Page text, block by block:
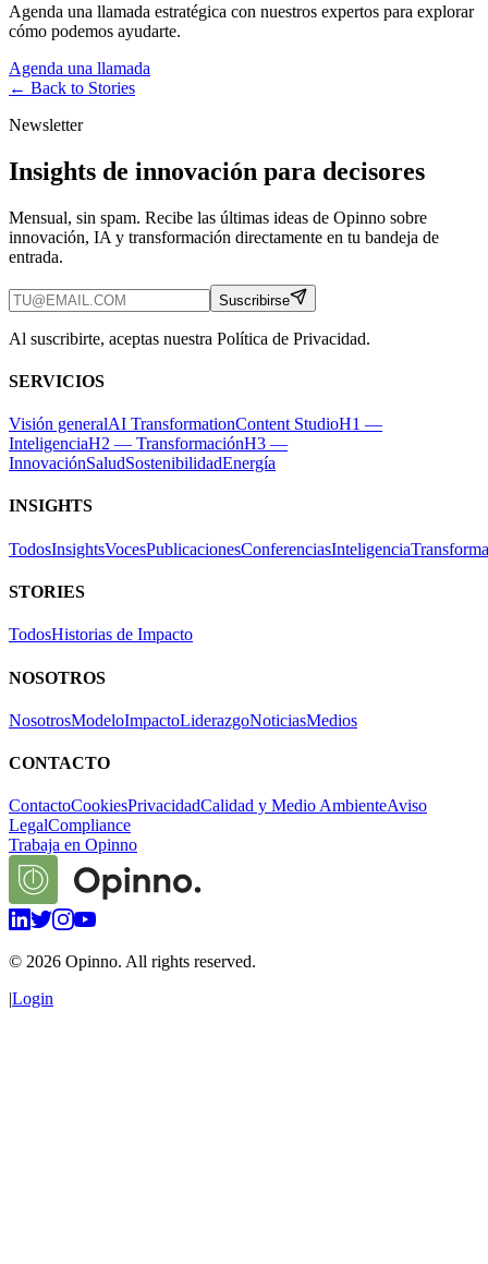
Agenda una llamada estratégica con nuestros expertos para explorar
cómo podemos ayudarte.
Agenda una llamada
← Back to Stories
Newsletter
Insights de innovación para decisores
Mensual, sin spam. Recibe las últimas ideas de Opinno sobre
innovación, IA y transformación directamente en tu bandeja de
entrada.
Suscribirse
Al suscribirte, aceptas nuestra Política de Privacidad.
SERVICIOS
Visión generalAI TransformationContent StudioH1 —
InteligenciaH2 — TransformaciónH3 —
InnovaciónSaludSostenibilidadEnergía
INSIGHTS
TodosInsightsVocesPublicacionesConferenciasInteligencia
STORIES
TodosHistorias de Impacto
NOSOTROS
NosotrosModeloImpactoLiderazgoNoticiasMedios
CONTACTO
ContactoCookiesPrivacidadCalidad y Medio AmbienteAviso
LegalCompliance
Trabaja en Opinno
© 2026 Opinno. All rights reserved.
|Login